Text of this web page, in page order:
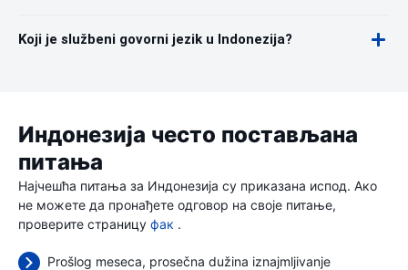
Koji je službeni govorni jezik u Indonezija?
Индонезија често постављана
питања
Најчешћа питања за Индонезија су приказана испод. Ако
не можете да пронађете одговор на своје питање,
проверите страницу фак .
Prošlog meseca, prosečna dužina iznajmljivanje